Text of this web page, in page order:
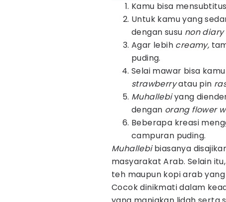
Kamu bisa
Untuk kamu yang
dengan susu non diary
Agar lebih creamy,
puding.
Selai mawar bisa
strawberryatau pin
Muhallebiyang
dengan orang flower
Beberapa kreasi
campuran puding.
Muhallebibiasanya
masyarakat Arab. Selain itu,
teh maupun kopi arab
Cocok dinikmati dalam